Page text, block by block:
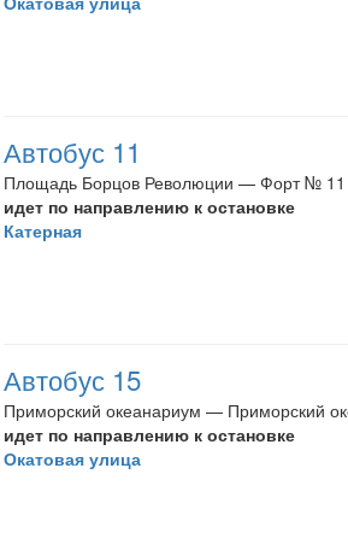
Автобус 11
Площадь Борцов Революции — Форт № 11
идет по направлению к остановке
Катерная
Автобус 15
Приморский океанариум — Приморский
идет по направлению к остановке
Окатовая улица